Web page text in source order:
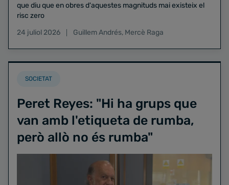
que diu que en obres d'aquestes magnituds mai existeix el
risc zero
24 juliol 2026
Guillem Andrés, Mercè Raga
SOCIETAT
Peret Reyes: "Hi ha grups que
van amb l'etiqueta de rumba,
però allò no és rumba"